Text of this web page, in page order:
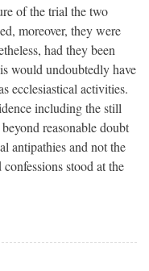
of the trial the two
moreover, they were
had they been
would undoubtedly have
ecclesiastical activities.
including the still
reasonable doubt
antipathies and not the
stood at the